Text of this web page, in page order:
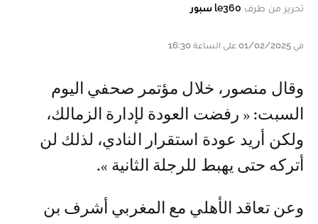
تحرير من طرف le360 سبور
في 01/02/2025 على الساعة 16:30
وقال منصور، خلال مؤتمر صحفي اليوم
السبت: « رفضت العودة لإدارة الزمالك،
ولكن أريد عودة استقرار النادي، لذلك لن
أتركه حتى يهبط للرجلة الثانية ».
وعن تعاقد الأهلي مع المغربي أشرف بن